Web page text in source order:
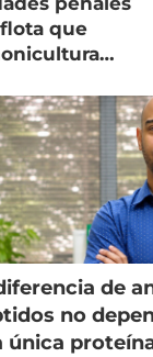
que
de
no
única